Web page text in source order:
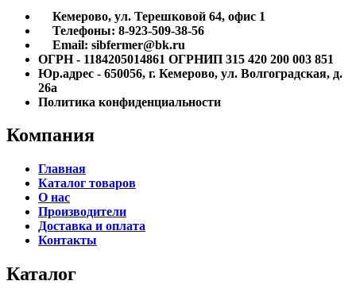
Кемерово, ул. Терешковой 64, офис 1
Телефоны: 8-923-509-38-56
Email: sibfermer@bk.ru
ОГРН - 1184205014861 ОГРНИП 315 420 200 003 851
Юр.адрес - 650056, г. Кемерово, ул. Волгоградская, д.
26а
Политика конфиденциальности
Компания
Главная
Каталог товаров
О нас
Производители
Доставка и оплата
Контакты
Каталог